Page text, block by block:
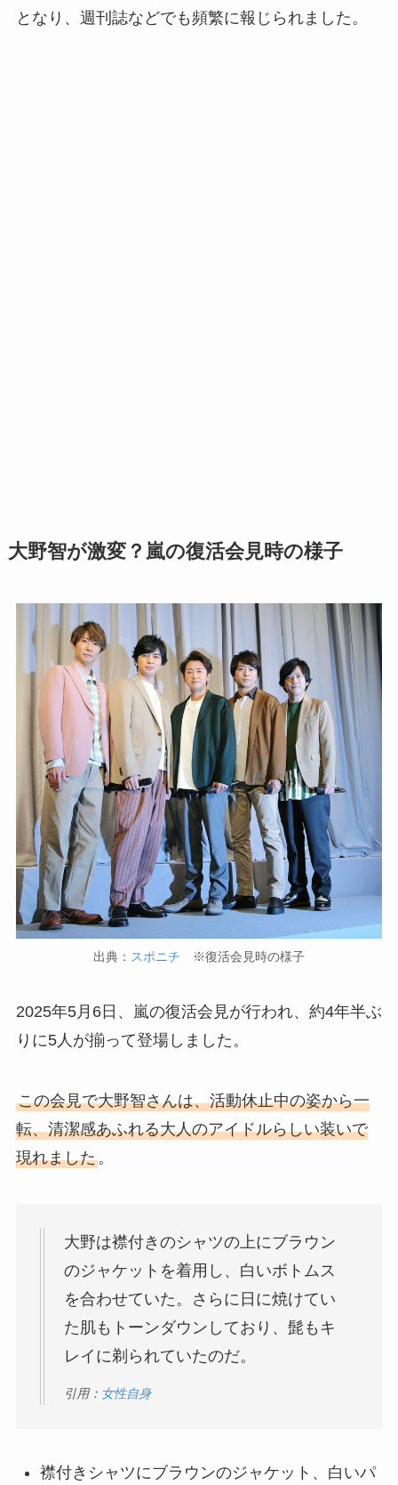
となり、週刊誌などでも頻繁に報じられました。
大野智が激変？嵐の復活会見時の様子
出典： スポニチ ※復活会見時の様子
2025年5月6日、嵐の復活会見が行われ、約4年半ぶ
りに5人が揃って登場しました。
この会見で大野智さんは、活動休止中の姿から一
転、清潔感あふれる大人のアイドルらしい装いで
現れました。
大野は襟付きのシャツの上にブラウン
のジャケットを着用し、白いボトムス
を合わせていた。さらに日に焼けてい
た肌もトーンダウンしており、髭もキ
レイに剃られていたのだ。
引用： 女性自身
襟付きシャツにブラウンのジャケット、白いパ